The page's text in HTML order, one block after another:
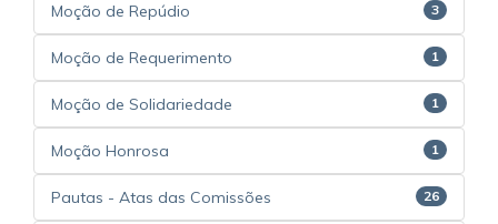
Moção de Repúdio 3
Moção de Requerimento 1
Moção de Solidariedade 1
Moção Honrosa 1
Pautas - Atas das Comissões 26